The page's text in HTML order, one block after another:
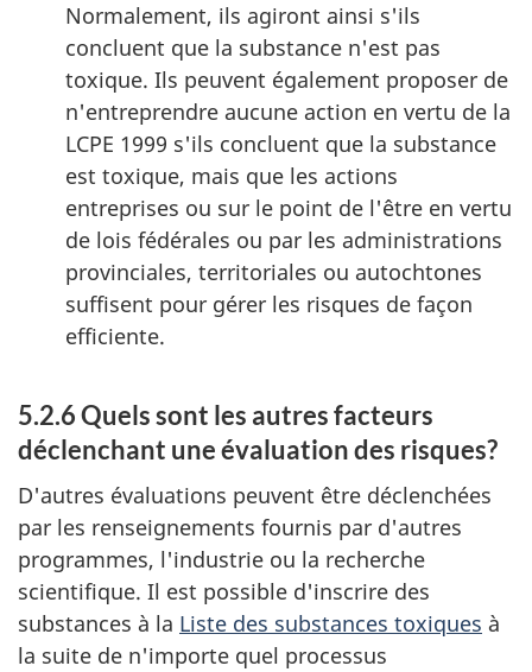
Normalement, ils agiront ainsi s'ils
concluent que la substance n'est pas
toxique. Ils peuvent également proposer de
n'entreprendre aucune action en vertu de la
LCPE 1999 s'ils concluent que la substance
est toxique, mais que les actions
entreprises ou sur le point de l'être en vertu
de lois fédérales ou par les administrations
provinciales, territoriales ou autochtones
suffisent pour gérer les risques de façon
efficiente.
5.2.6 Quels sont les autres facteurs
déclenchant une évaluation des risques?
D'autres évaluations peuvent être déclenchées
par les renseignements fournis par d'autres
programmes, l'industrie ou la recherche
scientifique. Il est possible d'inscrire des
substances à la Liste des substances toxiques à
la suite de n'importe quel processus